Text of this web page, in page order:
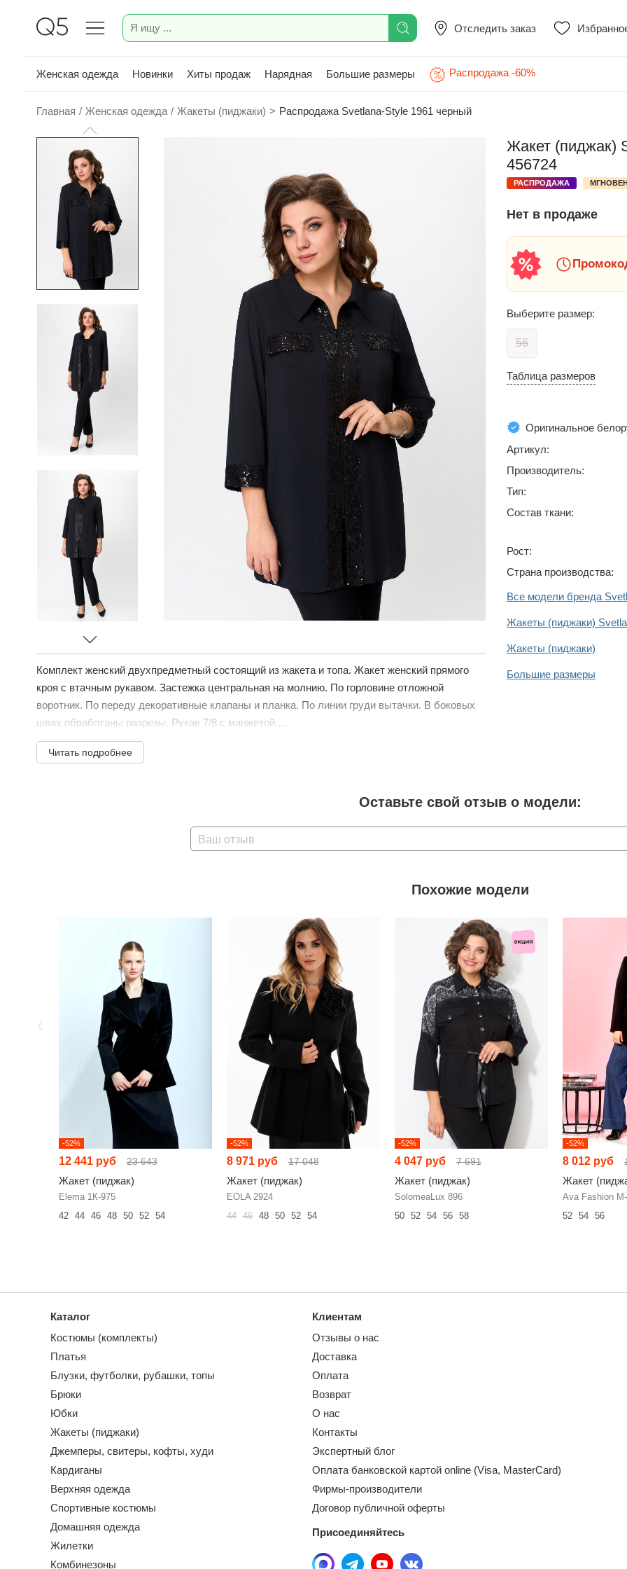
Отследить заказ
Женская одежда Новинки Хиты продаж Нарядная Большие размеры Распродажа -60%
Главная / Женская одежда / Жакеты (пиджаки) > Распродажа Svetlana-Style 1961 черный
Комплект женский двухпредметный состоящий из жакета и топа. Жакет женский прямого
кроя с втачным рукавом. Застежка центральная на молнию. По горловине отложной
воротник. По переду декоративные клапаны и планка. По линии груди вытачки. В боковых
швах обработаны разрезы. Рукав 7/8 с манжетой....
Читать подробнее
Жакет (пиджак)
456724
РАСПРОДАЖА
Нет в продаже
Выберите размер:
56
Таблица размеров
Оригинальное
Артикул:
Производитель:
Тип:
Состав ткани:
Рост:
Страна производства:
Все модели бренда
Жакеты (пиджаки)
Жакеты (пиджаки)
Большие размеры
Оставьте свой отзыв о модели:
Ваш отзыв
Похожие модели
-52%
12 441 руб 23 643
Жакет (пиджак)
Elema 1К-975
42
44 46 48 50 52 54
-52%
8 971 руб 17 048
Жакет (пиджак)
EOLA 2924
44 46 48 50 52 54
-52%
4 047 руб 7 691
Жакет (пиджак)
SolomeaLux 896
50
52 54 56 58
-52%
8 012 руб
Жакет
Ava Fashion
52
54 56
Каталог
Костюмы (комплекты)
Платья
Блузки, футболки, рубашки, топы
Брюки
Юбки
Жакеты (пиджаки)
Джемперы, свитеры, кофты, худи
Кардиганы
Верхняя одежда
Спортивные костюмы
Домашняя одежда
Жилетки
Комбинезоны
Клиентам
Отзывы о нас
Доставка
Оплата
Возврат
О нас
Контакты
Экспертный блог
Оплата банковской картой online (Visa, MasterCard)
Фирмы-производители
Договор публичной оферты
Присоединяйтесь